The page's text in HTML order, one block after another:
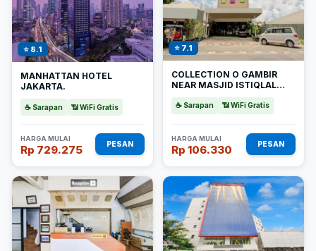
⭐ 8.1
MANHATTAN HOTEL
JAKARTA.
☕ Sarapan 📶 WiFi Gratis
HARGA MULAI
Rp 729.275 PESAN
⭐ 7.1
COLLECTION O GAMBIR
NEAR MASJID ISTIQLAL
HOTEL
☕ Sarapan 📶 WiFi Gratis
HARGA MULAI
Rp 106.330 PESAN